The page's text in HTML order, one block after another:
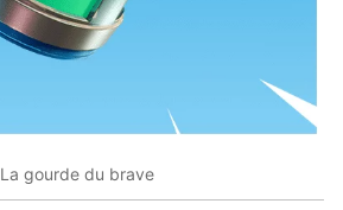
La gourde du brave